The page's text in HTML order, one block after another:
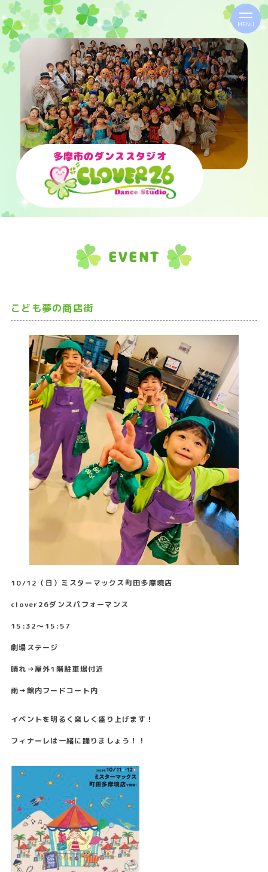
MENU
多摩市のダンススタジオ
EVENT
こども夢の商店街
10/12（日）ミスターマックス町田多摩境店
clover26ダンスパフォーマンス
15:32〜15:57
劇場ステージ
晴れ→屋外1階駐車場付近
雨→館内フードコート内
イベントを明るく楽しく盛り上げます！
フィナーレは一緒に踊りましょう！！